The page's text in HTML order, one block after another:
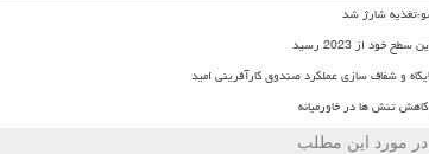
شارژ شد
خود از 2023 رسید
و شفاف سازی عملکرد صندوق کارآفرینی امید
تنش ها در خاورمیانه
در مورد این مطلب